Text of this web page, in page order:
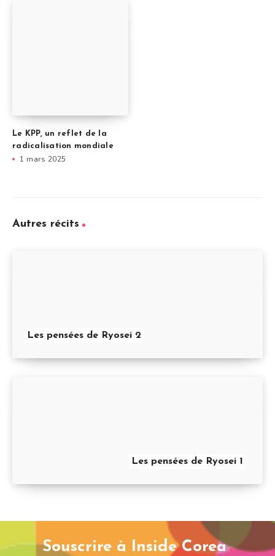
Le KPP, un reflet de la
radicalisation mondiale
1 mars 2025
Autres récits
Les pensées de Ryosei 2
Les pensées de Ryosei 1
Souscrire à Inside Corea